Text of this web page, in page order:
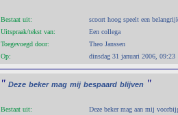
Bestaat uit:
scoort hoog speelt een
Uitspraak/tekst van:
Een collega
Toegevoegd door:
Theo Janssen
Op:
dinsdag 31 januari 2006, 09:23
" Deze beker mag mij bespaard blijven "
Bestaat uit:
Deze beker mag aan mij